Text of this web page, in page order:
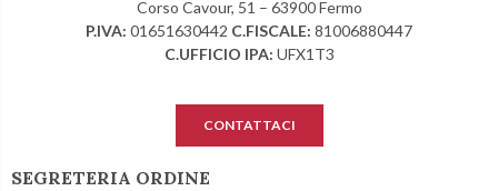
Corso Cavour, 51 – 63900 Fermo
P.IVA: 01651630442 C.FISCALE: 81006880447
C.UFFICIO IPA: UFX1T3
CONTATTACI
SEGRETERIA ORDINE